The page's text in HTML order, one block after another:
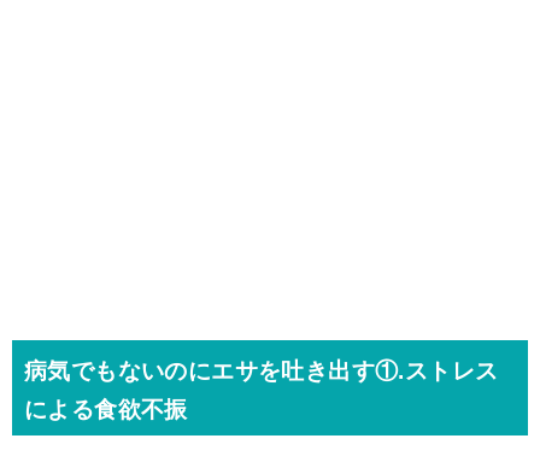
病気でもないのにエサを吐き出す①.ストレス
による食欲不振